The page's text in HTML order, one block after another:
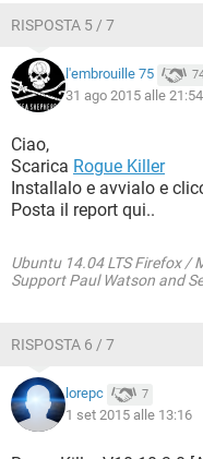
RISPOSTA 5 / 7
l'embrouille 75
31 ago 2015 alle 21:54
Ciao,
Scarica Rogue Killer
Installalo e avvialo e
Posta il report qui..
Ubuntu 14.04 LTS Firefox /
Support Paul Watson and
RISPOSTA 6 / 7
lorepc 7
1 set 2015 alle 13:16